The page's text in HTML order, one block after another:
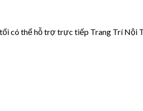
có thể hỗ trợ trực tiếp Trang Trí Nội